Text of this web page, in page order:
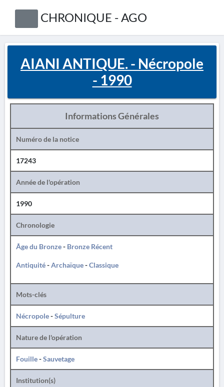
CHRONIQUE - AGO
AIANI ANTIQUE. - Nécropole
- 1990
Informations Générales
Numéro de la notice
17243
Année de l'opération
1990
Chronologie
Âge du Bronze- Bronze Récent
Antiquité-Archaïque-Classique
Mots-clés
Nécropole-Sépulture
Nature de l'opération
Fouille-Sauvetage
Institution(s)